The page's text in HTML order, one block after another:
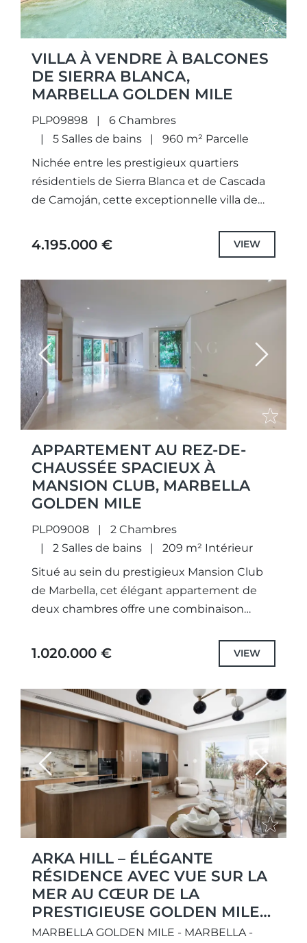
VILLA À VENDRE À BALCONES
DE SIERRA BLANCA,
MARBELLA GOLDEN MILE
PLP09898
6 Chambres
5 Salles de bains
960 m² Parcelle
Nichée entre les prestigieux quartiers
résidentiels de Sierra Blanca et de Cascada
de Camoján, cette exceptionnelle villa de
de luxe, d'intimité et d'élégance
4.195.000 € VIEW
Previous Next
APPARTEMENT AU REZ-DE-
CHAUSSÉE SPACIEUX À
MANSION CLUB, MARBELLA
GOLDEN MILE
PLP09008
2 Chambres
2 Salles de bains
209 m² Intérieur
Situé au sein du prestigieux Mansion Club
de Marbella, cet élégant appartement de
deux chambres offre une combinaison
emplacement privilégié.Situé au niveau
1.020.000 € VIEW
Previous Next
ARKA HILL – ÉLÉGANTE
RÉSIDENCE AVEC VUE SUR LA
MER AU CŒUR DE LA
PRESTIGIEUSE GOLDEN MILE
DE MARBELLA
MARBELLA GOLDEN MILE - MARBELLA -